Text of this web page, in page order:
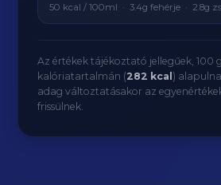
50 kcal / 100ml · 3.4g fehérje · 2.8g
Az értékek tájékoztató jellegűek, 100 g
kalóriatartalmán (282 kcal )
adag változtatásakor az
frissülnek.